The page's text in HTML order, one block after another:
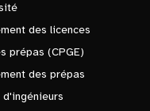
des licences
prépas (CPGE)
des prépas
d'ingénieurs